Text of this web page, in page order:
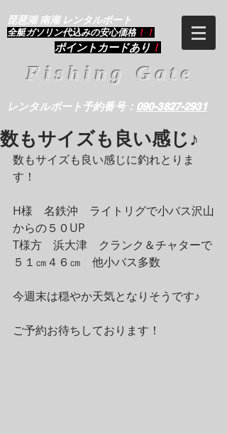
琵琶湖 南湖 レンタルボート
​全艇ガソリン代込みの安心価格 ！！
ポイントカードあり ！
Fishing Gate
レンタルボート予約番号： 090-3827-2931
数もサイズも良い感じ♪
数もサイズも良い感じに釣れとりま
す！
H様　名鉄沖　ライトリグで小バス沢山
からの５０UP
T様方　浜大津　クランク＆チャターで
５１㎝４６㎝　他小バス多数
今週末は穏やか天気となりそうです♪
ご予約お待ちしております！